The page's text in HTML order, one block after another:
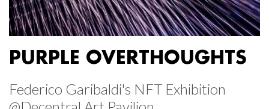
PURPLE OVERTHOUGHTS
Federico Garibaldi's NFT Exhibition